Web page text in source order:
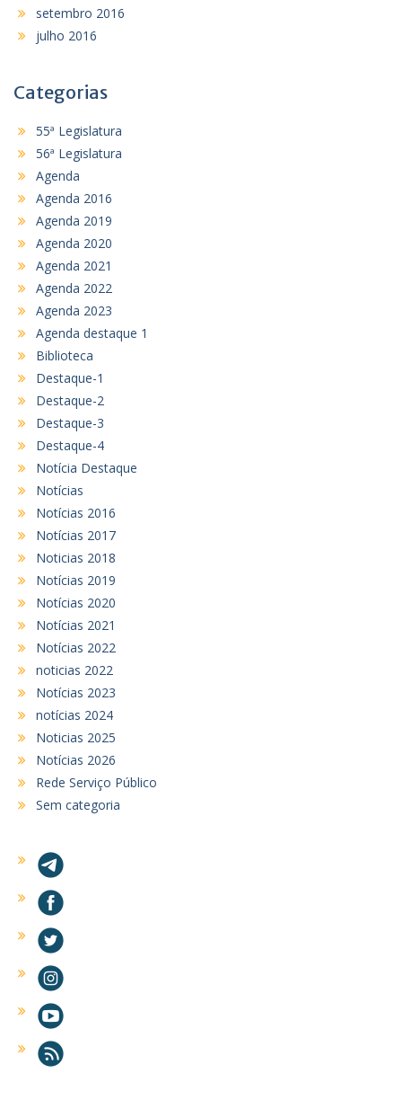
setembro 2016
julho 2016
Categorias
55ª Legislatura
56ª Legislatura
Agenda
Agenda 2016
Agenda 2019
Agenda 2020
Agenda 2021
Agenda 2022
Agenda 2023
Agenda destaque 1
Biblioteca
Destaque-1
Destaque-2
Destaque-3
Destaque-4
Notícia Destaque
Notícias
Notícias 2016
Notícias 2017
Noticias 2018
Notícias 2019
Notícias 2020
Notícias 2021
Notícias 2022
noticias 2022
Notícias 2023
notícias 2024
Noticias 2025
Notícias 2026
Rede Serviço Público
Sem categoria